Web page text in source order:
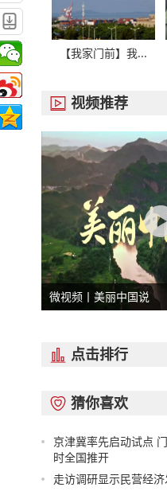

【我家门前】我...
 视频推荐
微视频丨美丽中国说
 点击排行
 猜你喜欢
京津冀率先启动试点
时全国推开
走访调研显示民营经